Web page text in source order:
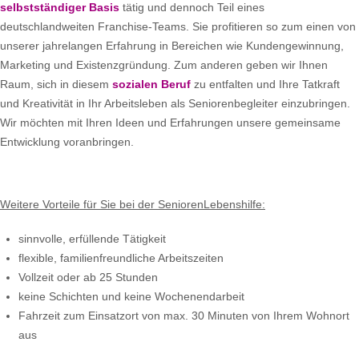
selbstständiger Basis tätig und dennoch Teil eines
deutschlandweiten Franchise-Teams. Sie profitieren so zum einen von
unserer jahrelangen Erfahrung in Bereichen wie Kundengewinnung,
Marketing und Existenzgründung. Zum anderen geben wir Ihnen
Raum, sich in diesem sozialen Beruf zu entfalten und Ihre Tatkraft
und Kreativität in Ihr Arbeitsleben als Seniorenbegleiter einzubringen.
Wir möchten mit Ihren Ideen und Erfahrungen unsere gemeinsame
Entwicklung voranbringen.
Weitere Vorteile für Sie bei der SeniorenLebenshilfe:
sinnvolle, erfüllende Tätigkeit
flexible, familienfreundliche Arbeitszeiten
Vollzeit oder ab 25 Stunden
keine Schichten und keine Wochenendarbeit
Fahrzeit zum Einsatzort von max. 30 Minuten von Ihrem Wohnort
aus